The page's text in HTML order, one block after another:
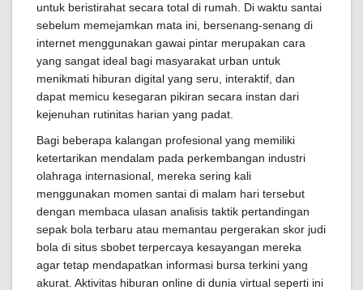
untuk beristirahat secara total di rumah. Di waktu santai
sebelum memejamkan mata ini, bersenang-senang di
internet menggunakan gawai pintar merupakan cara
yang sangat ideal bagi masyarakat urban untuk
menikmati hiburan digital yang seru, interaktif, dan
dapat memicu kesegaran pikiran secara instan dari
kejenuhan rutinitas harian yang padat.
Bagi beberapa kalangan profesional yang memiliki
ketertarikan mendalam pada perkembangan industri
olahraga internasional, mereka sering kali
menggunakan momen santai di malam hari tersebut
dengan membaca ulasan analisis taktik pertandingan
sepak bola terbaru atau memantau pergerakan skor judi
bola di situs sbobet terpercaya kesayangan mereka
agar tetap mendapatkan informasi bursa terkini yang
akurat. Aktivitas hiburan online di dunia virtual seperti ini